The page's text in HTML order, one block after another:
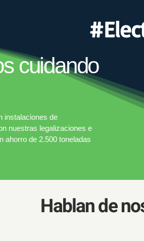
cuidando
instalaciones de
nuestras legalizaciones e
ahorro de 2.500 toneladas
Hablan de